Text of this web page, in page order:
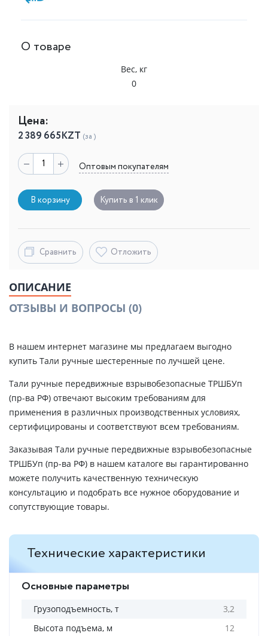
О товаре
Вес, кг
0
Цена:
2 389 665KZT (за )
Оптовым покупателям
В корзину Купить в 1 клик
Сравнить Отложить
ОПИСАНИЕ
ОТЗЫВЫ И ВОПРОСЫ (0)
В нашем интернет магазине мы предлагаем выгодно
купить Тали ручные шестеренные по лучшей цене.
Тали ручные передвижные взрывобезопасные ТРШБУп
(пр-ва РФ) отвечают высоким требованиям для
применения в различных производственных условиях,
сертифицированы и соответствуют всем требованиям.
Заказывая Тали ручные передвижные взрывобезопасные
ТРШБУп (пр-ва РФ) в нашем каталоге вы гарантированно
можете получить качественную техническую
консультацию и подобрать все нужное оборудование и
сопутствующие товары.
Технические характеристики
Основные параметры
Грузоподъемность, т
3,2
Высота подъема, м
12